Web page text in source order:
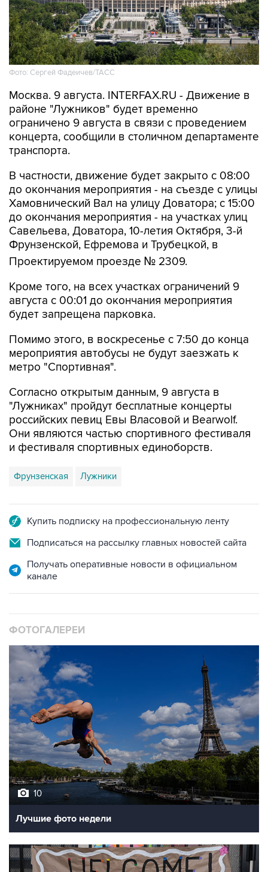
Фото: Сергей Фадеичев/ТАСС
Москва. 9 августа. INTERFAX.RU - Движение в
районе "Лужников" будет временно
ограничено 9 августа в связи с проведением
концерта, сообщили в столичном департаменте
транспорта.
В частности, движение будет закрыто с 08:00
до окончания мероприятия - на съезде с улицы
Хамовнический Вал на улицу Доватора; с 15:00
до окончания мероприятия - на участках улиц
Савельева, Доватора, 10-летия Октября, 3-й
Фрунзенской, Ефремова и Трубецкой, в
Проектируемом проезде № 2309.
Кроме того, на всех участках ограничений 9
августа с 00:01 до окончания мероприятия
будет запрещена парковка.
Помимо этого, в воскресенье с 7:50 до конца
мероприятия автобусы не будут заезжать к
метро "Спортивная".
Согласно открытым данным, 9 августа в
"Лужниках" пройдут бесплатные концерты
российских певиц Евы Власовой и Bearwolf.
Они являются частью спортивного фестиваля
и фестиваля спортивных единоборств.
Фрунзенская Лужники
Купить подписку на профессиональную ленту
Подписаться на рассылку главных новостей сайта
Получать оперативные новости в официальном
канале
ФОТОГАЛЕРЕИ
10
Лучшие фото недели